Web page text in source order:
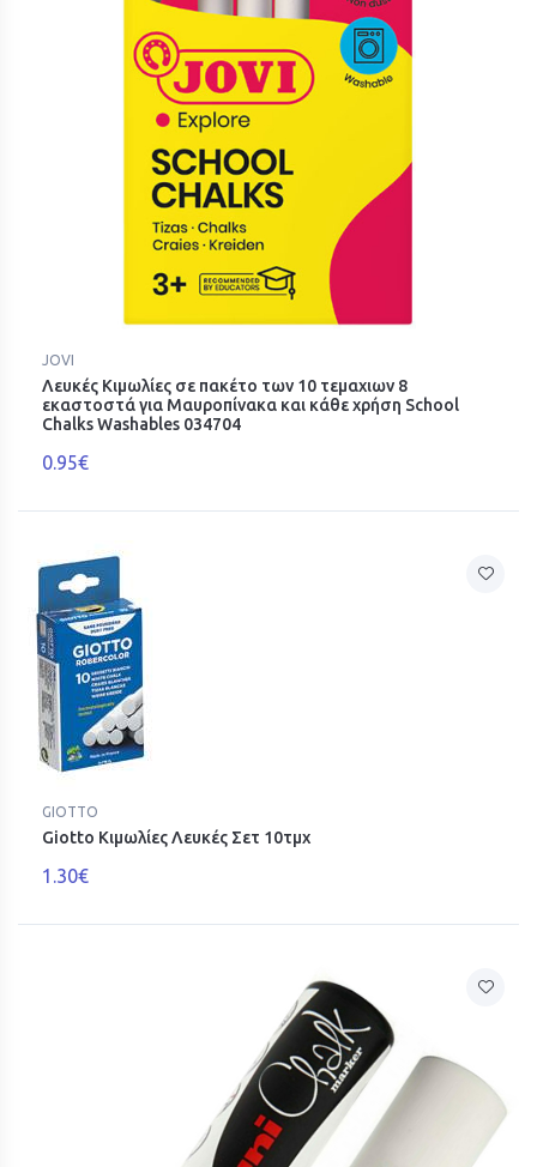
JOVI
Λευκές Κιμωλίες σε πακέτο των 10 τεμαχιων 8
εκαστοστά για Μαυροπίνακα και κάθε χρήση School
Chalks Washables 034704
0.95€
GIOTTO
Giotto Κιμωλίες Λευκές Σετ 10τμχ
1.30€